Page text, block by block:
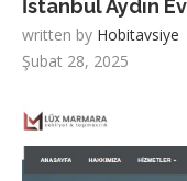
İstanbul Aydın
written by Hobitavsiye
Şubat 28, 2025